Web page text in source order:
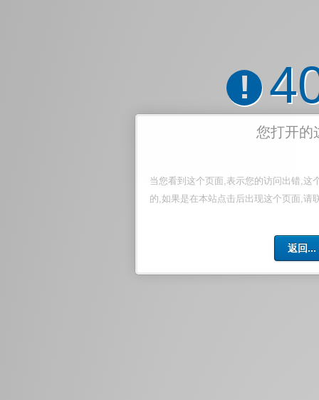
!
您打开的
当您看到这个页面,表示您的访问出错,这
的,如果是在本站点击后出现这个页面,请
返回...